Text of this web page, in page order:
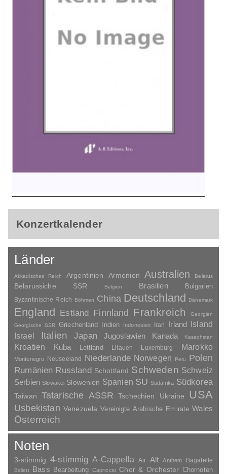
Konzertkalender
Länder
Akkadisches Reich Argentinien Armenien Australien Belarus
Belarussiche SSR Belgien Brasilien Bulgarien
Byzantinische Reich Böhmen China Deutschland Dänemark
England Estland Finnland Frankreich
Georgien
Georgische SSR
Griechenland Indien Indonesien Iran Irland
Island
Israel
Italien Japan Jugoslawien Kanada Kasachstan
Kroatien Kuba Lettland Litauen Luxemburg Marokko
Montenegro Neuseeland Niederlande Norwegen Peru
Polen
Rumänien Russland Schottland Schweden Schweiz
Serbien Slowakei Slowenien Spanien SU Südafrika Südkorea
Taiwan Tatarische ASSR Tschechien Ukraine USA
Usbekistan Venezuela Vereinigte Arabische Emirate Wales
Österreich
Noten
3-stimmig 4-stimmig A-Cappella Air Alt Anthem Bagatelle
Ballett Bass Bearbeitung Capriccio Chor & Orchester Chornoten